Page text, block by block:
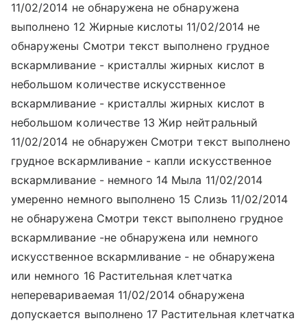
11/02/2014 не обнаружена не обнаружена
выполнено 12 Жирные кислоты 11/02/2014 не
обнаружены Смотри текст выполнено грудное
вскармливание - кристаллы жирных кислот в
небольшом количестве искусственное
вскармливание - кристаллы жирных кислот в
небольшом количестве 13 Жир нейтральный
11/02/2014 не обнаружен Смотри текст выполнено
грудное вскармливание - капли искусственное
вскармливание - немного 14 Мыла 11/02/2014
умеренно немного выполнено 15 Слизь 11/02/2014
не обнаружена Смотри текст выполнено грудное
вскармливание -не обнаружена или немного
искусственное вскармливание - не обнаружена
или немного 16 Растительная клетчатка
неперевариваемая 11/02/2014 обнаружена
допускается выполнено 17 Растительная клетчатка